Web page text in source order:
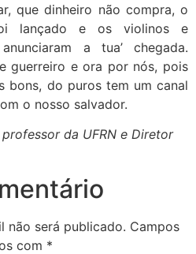
que dinheiro não compra, o
lançado e os violinos e
a tua’ chegada.
guerreiro e ora por nós, pois
bons, do puros tem um canal
o nosso salvador.
da UFRN e Diretor
não será publicado. Campos
com *